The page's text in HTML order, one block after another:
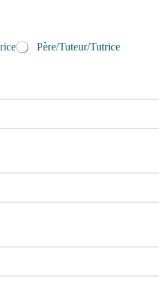
Père/Tuteur/Tutrice